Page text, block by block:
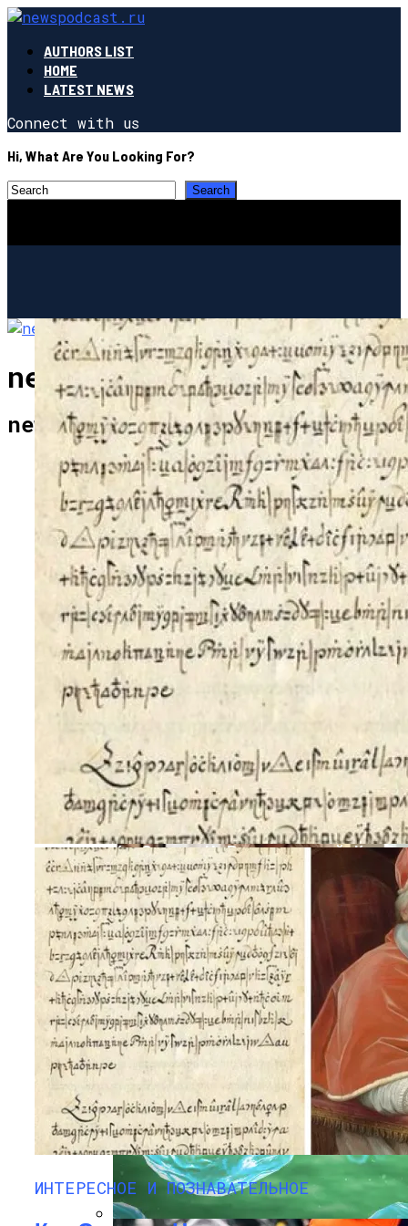
AUTHORS LIST
HOME
LATEST NEWS
Connect with us
Hi, What Are You Looking For?
newspodcast.ru
newspodcast.ru
ЗДОРОВЬЕ И КРАСОТА
Эти 6 Цветов Осени 2025 Не Только
Сделают Вас Стильной, Но И Притянут
Деньги И Удачу
Раскрась Свой Год: Какой Цвет
Принесет Тебе Успех В 2026 Году По
Знаку Зодиака
ИНТЕРЕСНОЕ И ПОЗНАВАТЕЛЬНОЕ
Кто Создал «не Взламываемый» Код В
XVIII Веке И Как Его Удалось
Расшифровать
НАУКА И ТЕХНОЛОГИИ
ИНТЕРЕСНОЕ И ПОЗНАВАТЕЛЬНОЕ